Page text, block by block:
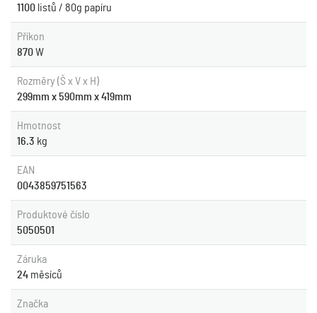
1100 listů / 80g papíru
Příkon
870W
Rozměry (Š x V x H)
299mm x 590mm x 419mm
Hmotnost
16.3 kg
EAN
0043859751563
Produktové číslo
5050501
Záruka
24 měsíců
Značka